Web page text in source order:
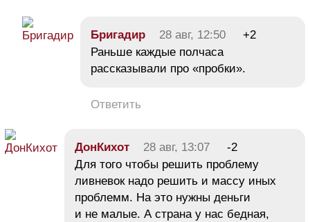
Бригадир 28 авг, 12:50
+2
Раньше каждые полчаса
рассказывали про «пробки».
Ответить
ДонКихот 28 авг, 13:07
-2
Для того чтобы решить проблему
ливневок надо решить и массу иных
проблемм. На это нужны деньги
и не малые. А страна у нас бедная,